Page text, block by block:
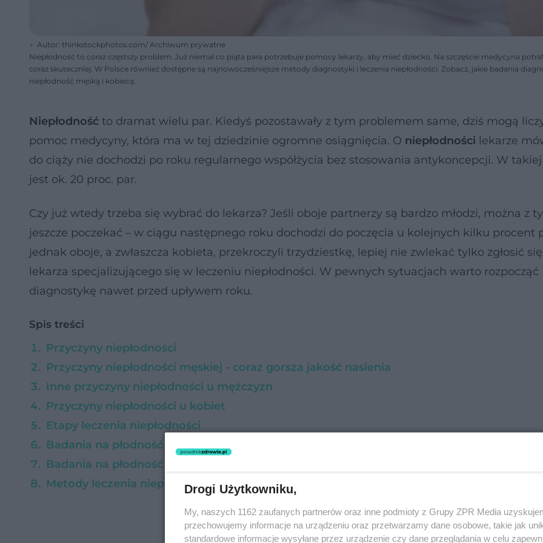
Autor: thinkstockphotos.com/ Archiwum prywatne
Niepłodność to coraz częstszy problem. Już niemal co piąta para potrzebuje pomocy lekarzy, aby mieć dziecko. Na szczęście medycyna
coraz skuteczniej. W Polsce również dostępne są najnowocześniejsze metody diagnostyki i leczenia niepłodności. Zobacz, jakie badania
niepłodność męską i kobiecą.
Niepłodność to dramat wielu par. Kiedyś pozostawały z tym problemem same, dziś mogą
pomoc medycyny, która ma w tej dziedzinie ogromne osiągnięcia. O niepłodności lekarze
do ciąży nie dochodzi po roku regularnego współżycia bez stosowania antykoncepcji. W
jest ok. 20 proc. par.
Czy już wtedy trzeba się wybrać do lekarza? Jeśli oboje partnerzy są bardzo młodzi, można z
jeszcze poczekać – w ciągu następnego roku dochodzi do poczęcia u kolejnych kilku procent
jednak oboje, a zwłaszcza kobieta, przekroczyli trzydziestkę, lepiej nie zwlekać tylko zgłosić
lekarza specjalizującego się w leczeniu niepłodności. W pewnych sytuacjach warto rozpocząć
diagnostykę nawet przed upływem roku.
Spis treści
Przyczyny niepłodności
Przyczyny niepłodności męskiej - coraz gorsza jakość nasienia
Inne przyczyny niepłodności u mężczyzn
Przyczyny niepłodności u kobiet
Etapy leczenia niepłodności
Badania na płodność mężczyzn
Badania na płodność kobiet
Metody leczenia niepłodnościDrogi Użytkowniku,
My, naszych 1162 zaufanych partnerów oraz inne podmioty z Grupy ZPR Media
przechowujemy informacje na urządzeniu oraz przetwarzamy dane osobowe, takie jak
standardowe informacje wysyłane przez urządzenie czy dane przeglądania w celu